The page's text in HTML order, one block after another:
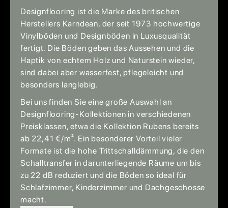
Designflooring ist die Marke des britischen
Herstellers Karndean, der seit 1973 hochwertige
Vinylböden und Designböden in Luxusqualität
fertigt. Die Böden geben das Aussehen und die
Haptik von echtem Holz und Naturstein wieder,
sind dabei aber wasserfest, pflegeleicht und
besonders langlebig.
Bei uns finden Sie eine große Auswahl an
Designflooring-Kollektionen in verschiedenen
Preisklassen, etwa die Kollektion Rubens bereits
ab 22,41 €/m². Ein besonderer Vorteil vieler
Formate ist die hohe Trittschalldämmung, die den
Schalltransfer in darunterliegende Räume um bis
zu 22 dB reduziert und die Böden so ideal für
Schlafzimmer, Kinderzimmer und Dachgeschosse
macht.